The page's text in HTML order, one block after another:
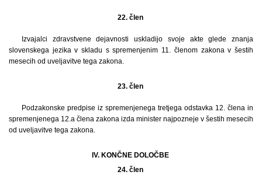
22. člen
Izvajalci zdravstvene dejavnosti uskladijo svoje akte glede znanja
slovenskega jezika v skladu s spremenjenim 11. členom zakona v šestih
mesecih od uveljavitve tega zakona.
23. člen
Podzakonske predpise iz spremenjenega tretjega odstavka 12. člena in
spremenjenega 12.a člena zakona izda minister najpozneje v šestih mesecih
od uveljavitve tega zakona.
IV. KONČNE DOLOČBE
24. člen